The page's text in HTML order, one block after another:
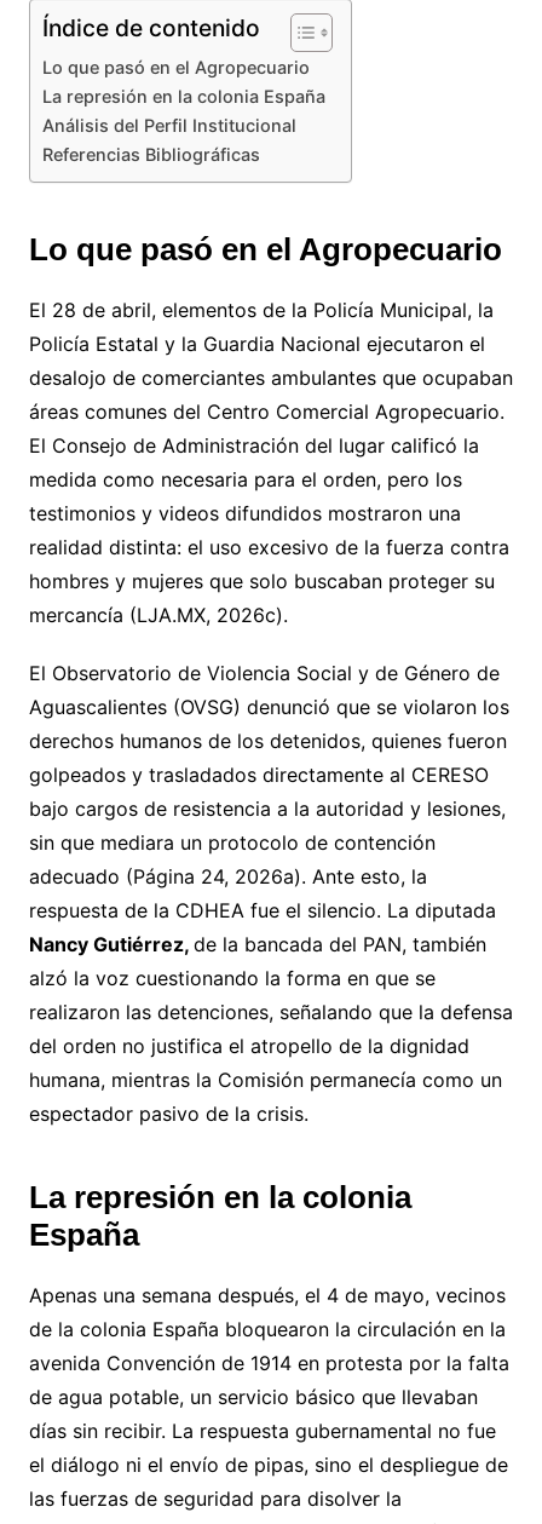
Índice de contenido
Lo que pasó en el Agropecuario
La represión en la colonia España
Análisis del Perfil Institucional
Referencias Bibliográficas
Lo que pasó en el Agropecuario
El 28 de abril, elementos de la Policía Municipal, la
Policía Estatal y la Guardia Nacional ejecutaron el
desalojo de comerciantes ambulantes que ocupaban
áreas comunes del Centro Comercial Agropecuario.
El Consejo de Administración del lugar calificó la
medida como necesaria para el orden, pero los
testimonios y videos difundidos mostraron una
realidad distinta: el uso excesivo de la fuerza contra
hombres y mujeres que solo buscaban proteger su
mercancía (LJA.MX, 2026c).
El Observatorio de Violencia Social y de Género de
Aguascalientes (OVSG) denunció que se violaron los
derechos humanos de los detenidos, quienes fueron
golpeados y trasladados directamente al CERESO
bajo cargos de resistencia a la autoridad y lesiones,
sin que mediara un protocolo de contención
adecuado (Página 24, 2026a). Ante esto, la
respuesta de la CDHEA fue el silencio. La diputada
Nancy Gutiérrez, de la bancada del PAN, también
alzó la voz cuestionando la forma en que se
realizaron las detenciones, señalando que la defensa
del orden no justifica el atropello de la dignidad
humana, mientras la Comisión permanecía como un
espectador pasivo de la crisis.
La represión en la colonia
España
Apenas una semana después, el 4 de mayo, vecinos
de la colonia España bloquearon la circulación en la
avenida Convención de 1914 en protesta por la falta
de agua potable, un servicio básico que llevaban
días sin recibir. La respuesta gubernamental no fue
el diálogo ni el envío de pipas, sino el despliegue de
las fuerzas de seguridad para disolver la